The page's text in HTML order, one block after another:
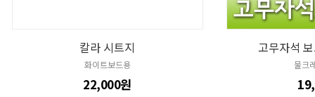
칼라 시트지
화이트보드용
22,000원
고무자석
물크